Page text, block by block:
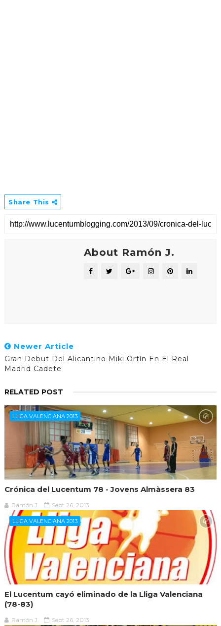
Share This
About Ramón J.
Newer Article
Gran Debut Del Alicantino Miki Ortín En El Real
Madrid Cadete
RELATED POST
LLIGA VALENCIANA 2013
Crónica del Lucentum 78 - Jovens Almàssera 83
Ramón J. Sept 26, 2013
LLIGA VALENCIANA 2013
El Lucentum cayó eliminado de la Lliga Valenciana
(78-83)
Ramón J. Sept 26, 2013